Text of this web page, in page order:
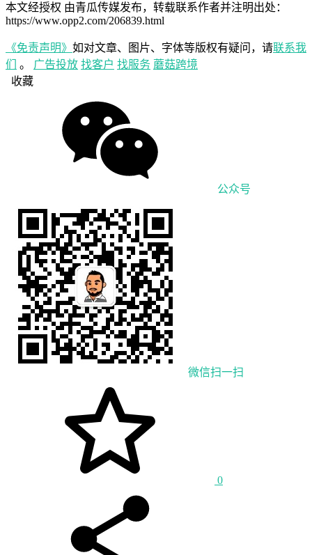
本文经授权 由青瓜传媒发布，转载联系作者并注明出处：
https://www.opp2.com/206839.html
《免责声明》 如对文章、图片、字体等版权有疑问，请联系我
们
。 广告投放 找客户 找服务 蘑菇跨境
收藏
公众号
微信扫一扫
0